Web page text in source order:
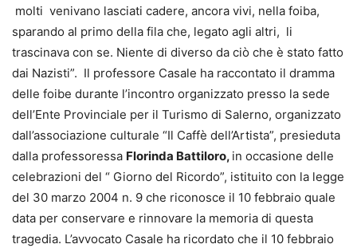
molti venivano lasciati cadere, ancora vivi, nella foiba,
sparando al primo della fila che, legato agli altri, li
trascinava con se. Niente di diverso da ciò che è stato fatto
dai Nazisti”. Il professore Casale ha raccontato il dramma
delle foibe durante l’incontro organizzato presso la sede
dell’Ente Provinciale per il Turismo di Salerno, organizzato
dall’associazione culturale “Il Caffè dell’Artista”, presieduta
dalla professoressa Florinda Battiloro, in occasione delle
celebrazioni del “ Giorno del Ricordo”, istituito con la legge
del 30 marzo 2004 n. 9 che riconosce il 10 febbraio quale
data per conservare e rinnovare la memoria di questa
tragedia. L’avvocato Casale ha ricordato che il 10 febbraio